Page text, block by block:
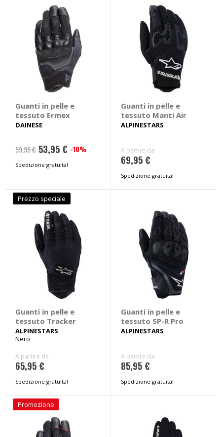
Guanti in pelle e
tessuto Ermex
DAINESE
59,95 € 53,95 € -10%
Spedizione gratuita!
Guanti in pelle e
tessuto Manti Air
ALPINESTARS
A partire da
69,95 €
Spedizione gratuita!
Prezzo speciale
Guanti in pelle e
tessuto Tracker
ALPINESTARS
Nero
A partire da
65,95 €
Spedizione gratuita!
Guanti in pelle e
tessuto SP-R Pro
ALPINESTARS
A partire da
85,95 €
Spedizione gratuita!
Promozione